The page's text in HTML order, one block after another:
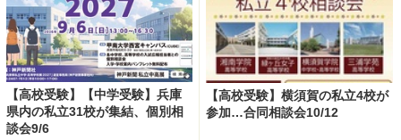
【高校受験】【中学受験】兵庫
県内の私立31校が集結、個別相
談会9/6
【高校受験】横須賀の私立4校が
参加…合同相談会10/12